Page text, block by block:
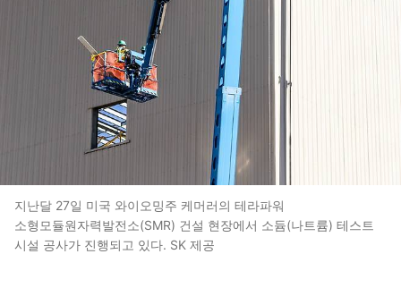
지난달 27일 미국 와이오밍주 케머러의 테라파워
소형모듈원자력발전소(SMR) 건설 현장에서 소듐(나트륨) 테스트
시설 공사가 진행되고 있다. SK 제공